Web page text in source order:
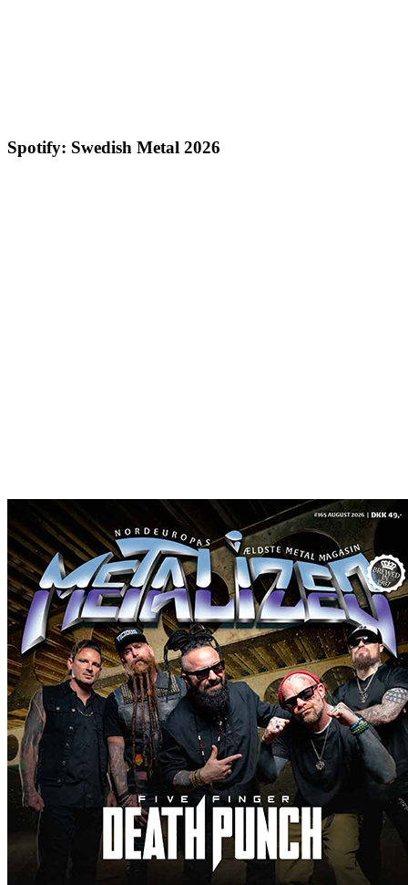
Spotify: Swedish Metal 2026